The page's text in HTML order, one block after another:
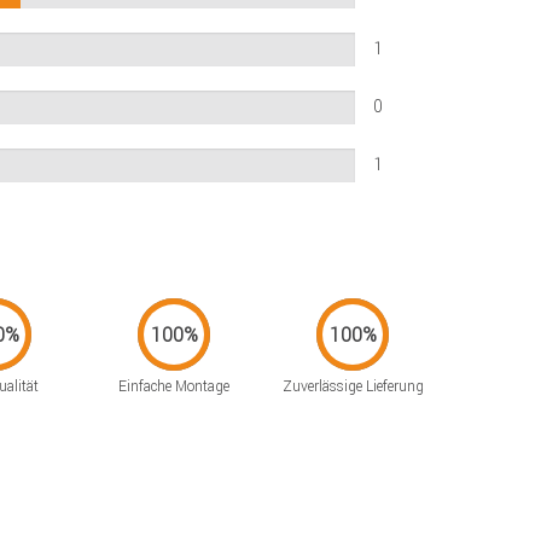
1
0
1
Einfache Montage Zuverlässige Lieferung